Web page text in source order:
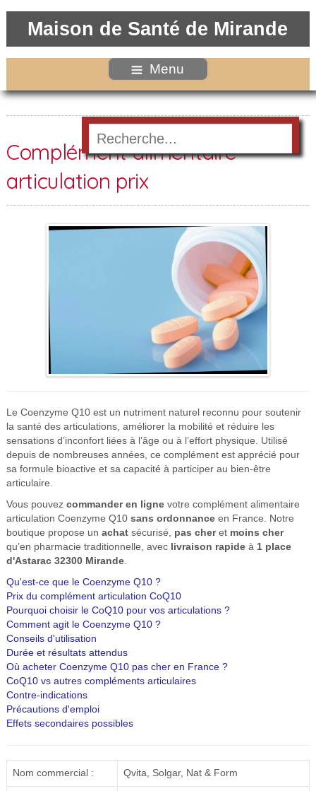
Maison de Santé de Mirande
Menu
Complément alimentaire
articulation prix
Le Coenzyme Q10 est un nutriment naturel reconnu pour soutenir
la santé des articulations, améliorer la mobilité et réduire les
sensations d’inconfort liées à l’âge ou à l’effort physique. Utilisé
depuis de nombreuses années, ce complément est apprécié pour
sa formule bioactive et sa capacité à participer au bien-être
articulaire.
Vous pouvez commander en lignevotre complément alimentaire
articulation Coenzyme Q10 sans ordonnanceen France. Notre
boutique propose un achatsécurisé, pas cheret moins cher
qu’en pharmacie traditionnelle, avec livraison rapideà 1 place
d'Astarac 32300 Mirande.
Qu'est-ce que le Coenzyme Q10 ?
Prix du complément articulation CoQ10
Pourquoi choisir le CoQ10 pour vos articulations ?
Comment agit le Coenzyme Q10 ?
Conseils d'utilisation
Durée et résultats attendus
Où acheter Coenzyme Q10 pas cher en France ?
CoQ10 vs autres compléments articulaires
Contre-indications
Précautions d'emploi
Effets secondaires possibles
Nom commercial : Qvita, Solgar, Nat & Form